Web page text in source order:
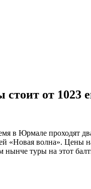
от 1023
в Юрмале проходят
волна». Цены
нынче туры на этот